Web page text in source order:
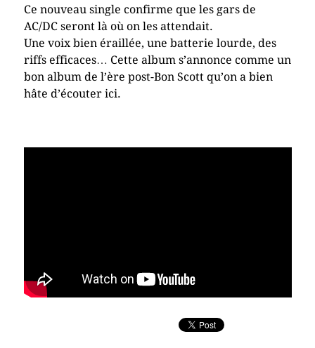
Ce nouveau single confirme que les gars de
AC/DC seront là où on les attendait.
Une voix bien éraillée, une batterie lourde, des
riffs efficaces… Cette album s’annonce comme un
bon album de l’ère post-Bon Scott qu’on a bien
hâte d’écouter ici.